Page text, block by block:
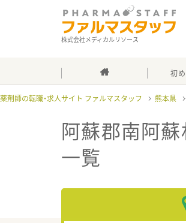
株式会社メディカルリソース
初
薬剤師の転職・求人サイト ファルマスタッフ 熊本県
阿蘇郡南阿蘇
一覧